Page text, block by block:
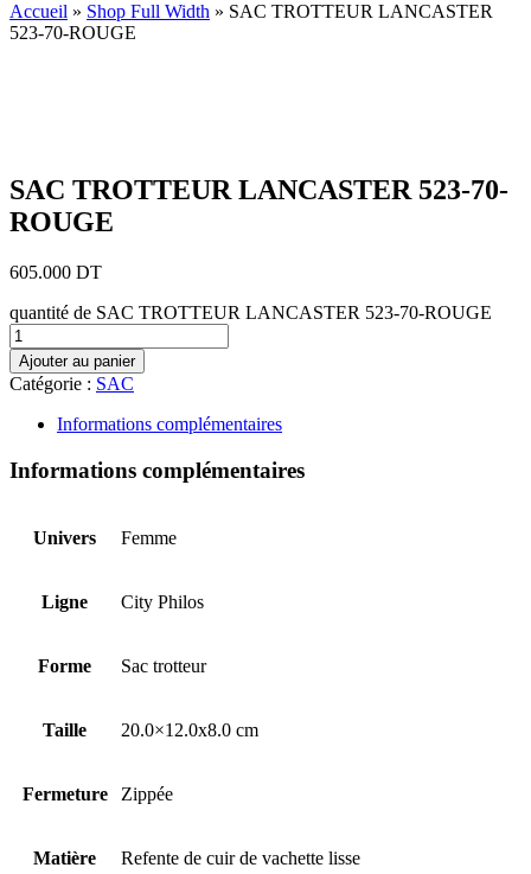
Accueil » Shop Full Width » SAC TROTTEUR LANCASTER
523-70-ROUGE
SAC TROTTEUR LANCASTER 523-70-
ROUGE
605.000 DT
quantité de SAC TROTTEUR LANCASTER 523-70-ROUGE
Ajouter au panier
Catégorie : SAC
Informations complémentaires
Informations complémentaires
Univers Femme
Ligne City Philos
Forme Sac trotteur
Taille 20.0×12.0x8.0 cm
Fermeture Zippée
Matière Refente de cuir de vachette lisse